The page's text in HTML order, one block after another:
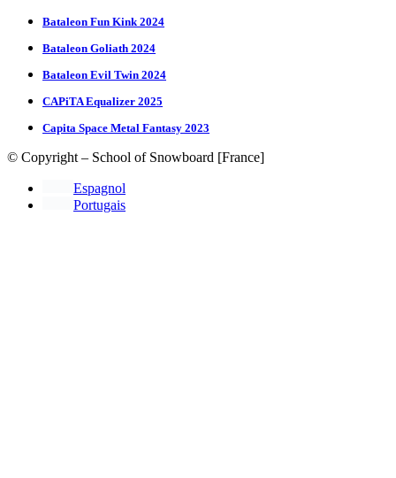
Bataleon Fun Kink 2024
Bataleon Goliath 2024
Bataleon Evil Twin 2024
CAPiTA Equalizer 2025
Capita Space Metal Fantasy 2023
© Copyright – School of Snowboard [France]
Espagnol
Portugais